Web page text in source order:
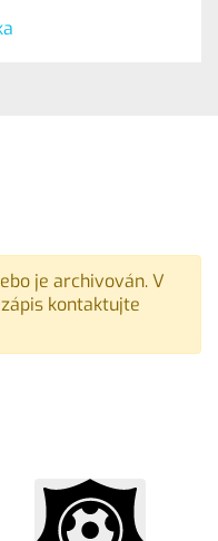
je archivován. V
kontaktujte